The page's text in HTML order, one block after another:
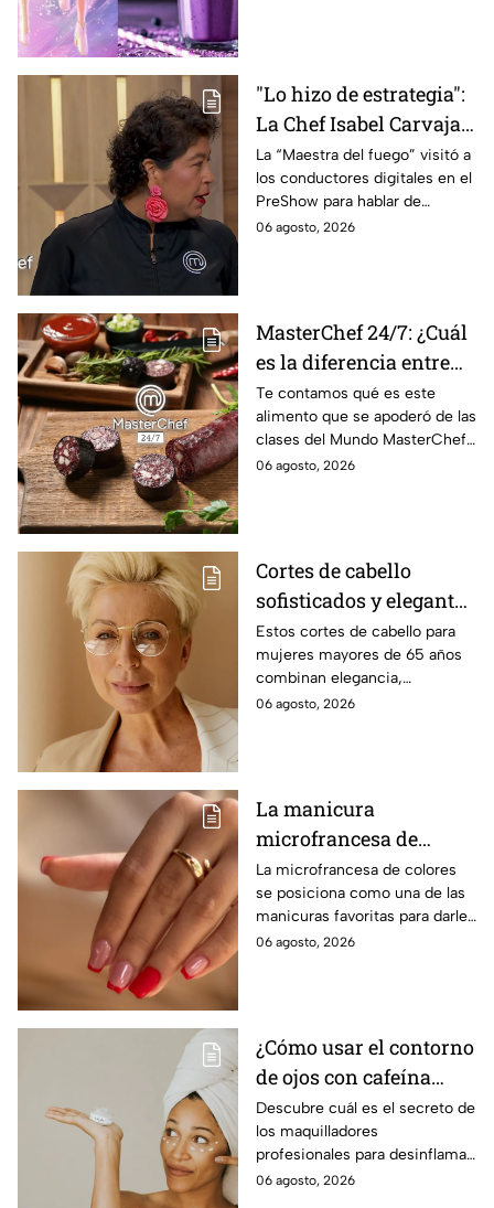
"Lo hizo de estrategia":
La Chef Isabel Carvajal
opina sobre la decisión
de Ramahá de subir a
Daniela al balcón de
MasterChef 24/7
La “Maestra del fuego” visitó a
los conductores digitales en el
PreShow para hablar de
algunos de los sucesos más
06 agosto, 2026
MasterChef 24/7: ¿Cuál
es la diferencia entre
morcilla y moronga?
Te contamos qué es este
alimento que se apoderó de las
clases del Mundo MasterChef
24/7.
06 agosto, 2026
Cortes de cabello
sofisticados y elegantes
para mujeres mayores
de 65 años
Estos cortes de cabello para
mujeres mayores de 65 años
combinan elegancia,
comodidad y estilo, con
06 agosto, 2026
La manicura
microfrancesa de
colores que es
tendencia
La microfrancesa de colores
se posiciona como una de las
manicuras favoritas para darle
un toque divertido, delicado y
06 agosto, 2026
¿Cómo usar el contorno
de ojos con cafeína
para desinflamar
párpados encapotados?
Descubre cuál es el secreto de
los maquilladores
profesionales para desinflamar
los párpados encapotados con
06 agosto, 2026